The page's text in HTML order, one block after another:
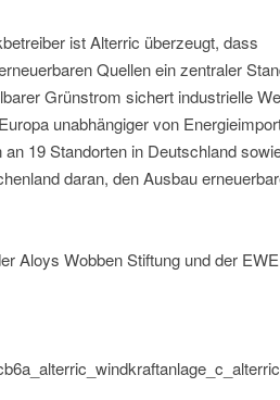
ist Alterric überzeugt, dass
Quellen ein zentraler
Grünstrom sichert industrielle
unabhängiger von
19 Standorten in Deutschland
daran, den Ausbau
Aloys Wobben Stiftung und der